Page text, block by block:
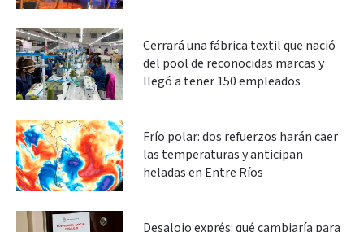
Cerrará una fábrica textil que nació
del pool de reconocidas marcas y
llegó a tener 150 empleados
Frío polar: dos refuerzos harán caer
las temperaturas y anticipan
heladas en Entre Ríos
Desalojo exprés: qué cambiaría para